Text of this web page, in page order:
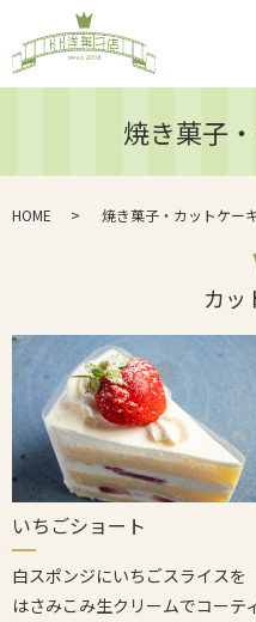
焼き菓子
HOME 焼き菓子・カットケー
カッ
いちごショート
白スポンジにいちごスライスを
はさみこみ生クリームでコーテ